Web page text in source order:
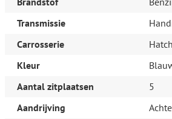
Boordcomputer
Exterieur
Achterruitwisser
Buitenspiegels elektrisch verstelbaar
Buitenspiegels verwarmbaar
Bumpers in carrosseriekleur
Centrale vergrendeling
Transmissie
Carrosserie
Kleur
Aantal zitplaatsen
5
Aandrijving